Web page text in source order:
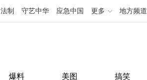
法制 守艺中华 应急中国 更多 地方频道
爆料 美图 搞笑